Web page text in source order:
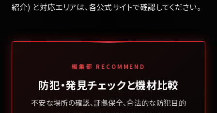
紹介) と対応エリアは、各公式サイトで確認してください。
編集部 RECOMMEND
防犯・発見チェックと機材比較
不安な場所の確認、証拠保全、合法的な防犯目的